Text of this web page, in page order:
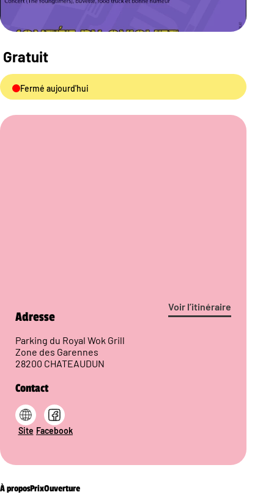
Gratuit
Fermé aujourd'hui
Voir l’itinéraire
Adresse
Parking du Royal Wok Grill
Zone des Garennes
28200 CHATEAUDUN
Contact
Site Facebook
À proposPrixOuverture